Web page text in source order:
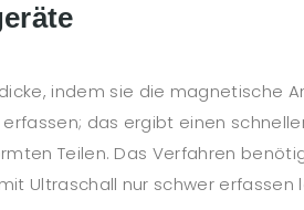
indem sie die magnetische
das ergibt einen
Teilen. Das Verfahren
Ultraschall nur schwer erfassen